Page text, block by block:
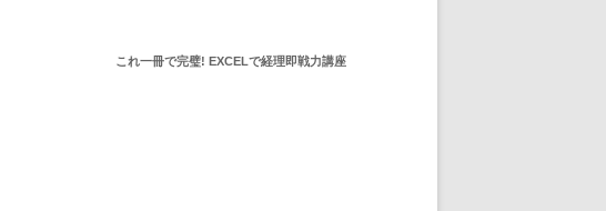
これ一冊で完璧! EXCELで経理即戦力講座